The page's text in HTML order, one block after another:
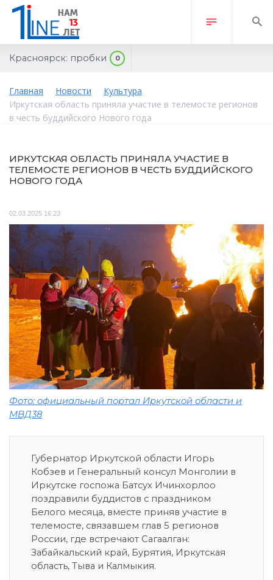
Красноярск: пробки 0
Главная Новости
Культура
Иркутская область приняла участие в телемосте регионов
в честь буддийского Нового года
ИРКУТСКАЯ ОБЛАСТЬ ПРИНЯЛА УЧАСТИЕ В
ТЕЛЕМОСТЕ РЕГИОНОВ В ЧЕСТЬ БУДДИЙСКОГО
НОВОГО ГОДА
02.03.2025 16:23
Фото: официальный портал Иркутской области и
МВД38
Губернатор Иркутской области Игорь
Кобзев и Генеральный консул Монголии в
Иркутске госпожа Батсух Ичинхорлоо
поздравили буддистов с праздником
Белого месяца, вместе приняв участие в
телемосте, связавшем глав 5 регионов
России, где встречают Сагаалган:
Забайкальский край, Бурятия, Иркутская
область, Тыва и Калмыкия.